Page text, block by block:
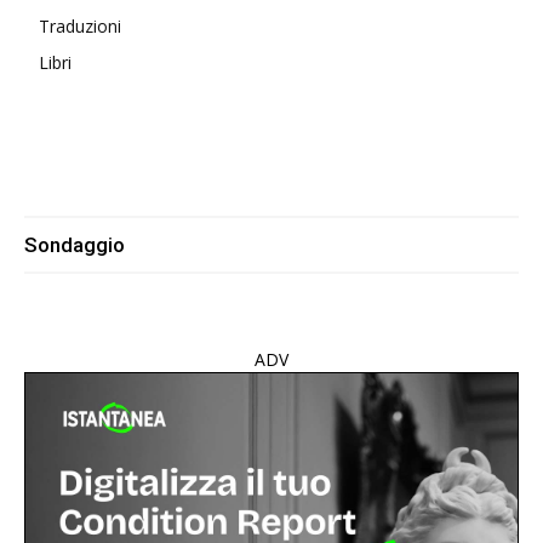
Traduzioni
Libri
Sondaggio
ADV